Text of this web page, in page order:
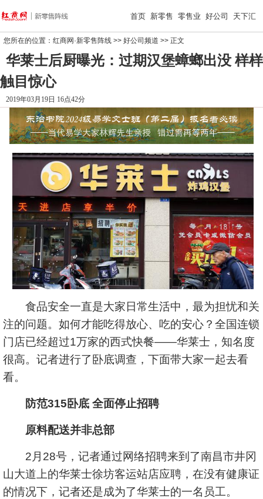
首页 新零售 零售业 好公司 天下汇
您所在的位置： 红商网·新零售阵线 >> 好公司频道 >> 正文
华莱士后厨曝光：过期汉堡蟑螂出没 样样
触目惊心
2019年03月19日 16点42分
食品安全一直是大家日常生活中，最为担忧和关
注的问题。如何才能吃得放心、吃的安心？全国连锁
门店已经超过1万家的西式快餐——华莱士，知名度
很高。记者进行了卧底调查，下面带大家一起去看
看。
防范315卧底 全面停止招聘
原料配送并非总部
2月28号，记者通过网络招聘来到了南昌市井冈
山大道上的华莱士徐坊客运站店应聘，在没有健康证
的情况下，记者还是成为了华莱士的一名员工。